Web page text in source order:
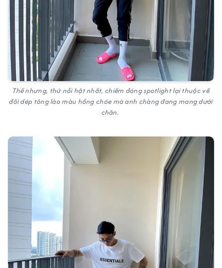
Thế nhưng, thứ nổi hật nhất, chiếm đóng spotlight lại thuộc về
đôi dép tông lào màu hồng chóe mà anh chàng đang mang dưới
chân.